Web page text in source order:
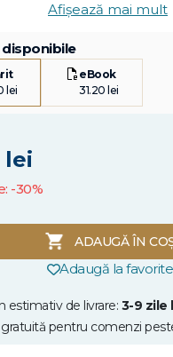
Afișează mai mult
lei
eBook
31.20 lei
lei
-30%
ADAUGĂ ÎN
Adaugă la favorite
estimativ de livrare: 3-9 zile
gratuită pentru comenzi